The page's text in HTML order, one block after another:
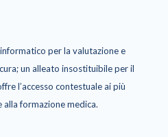
per la valutazione e
un alleato insostituibile per il
l’accesso contestuale ai più
formazione medica.